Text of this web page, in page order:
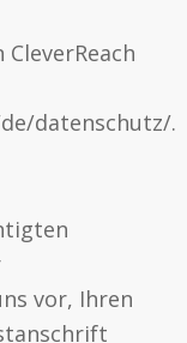
datenschutz/.
vor, Ihren